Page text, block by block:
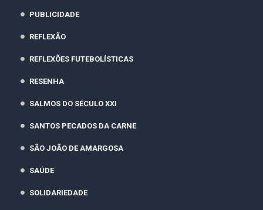
PUBLICIDADE
REFLEXÃO
REFLEXÕES FUTEBOLÍSTICAS
RESENHA
SALMOS DO SÉCULO XXI
SANTOS PECADOS DA CARNE
SÃO JOÃO DE AMARGOSA
SAÚDE
SOLIDARIEDADE